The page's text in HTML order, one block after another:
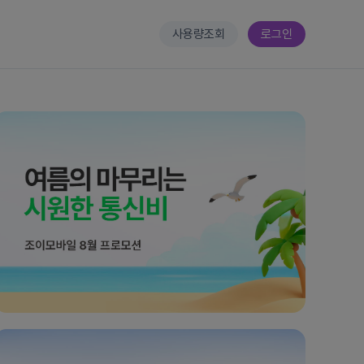
사용량조회 로그인